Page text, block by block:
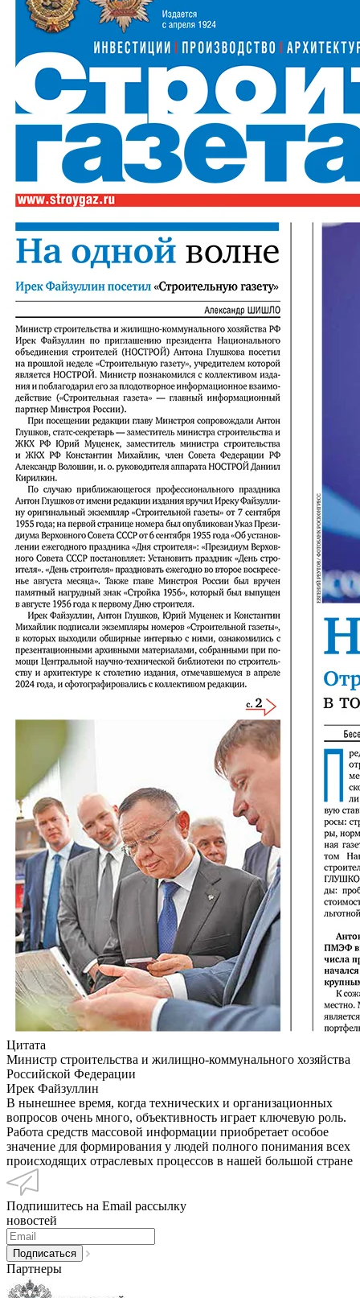
Цитата
Министр строительства и жилищно-коммунального хозяйства
Российской Федерации
Ирек Файзуллин
В нынешнее время, когда технических и организационных
вопросов очень много, объективность играет ключевую роль.
Работа средств массовой информации приобретает особое
значение для формирования у людей полного понимания всех
происходящих отраслевых процессов в нашей большой стране
Подпишитесь на Email рассылку
новостей
Партнеры